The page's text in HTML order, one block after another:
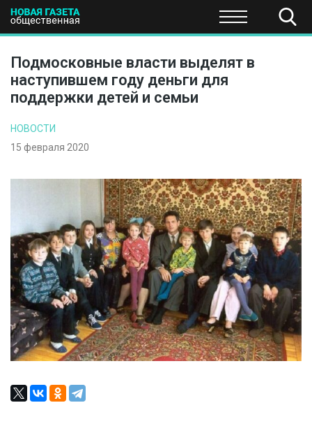
ПОЛИТИКА ЭКОНОМИКА НАУКА И
Подмосковные власти выделят в
наступившем году деньги для
поддержки детей и семьи
НОВОСТИ
15 февраля 2020